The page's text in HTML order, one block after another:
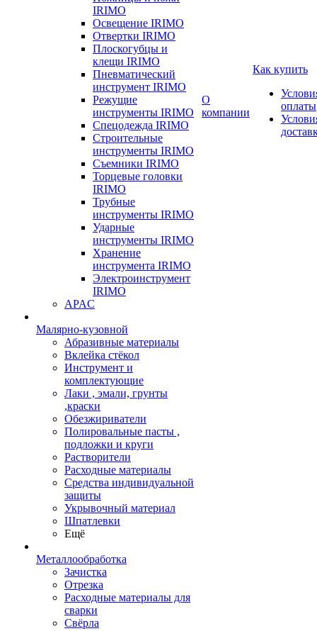
IRIMO
Освещение IRIMO
Отвертки IRIMO
Плоскогубцы и
клещи IRIMO
Пневматический
инструмент IRIMO
Режущие
инструменты IRIMO
Спецодежда IRIMO
Строительные
инструменты IRIMO
Съемники IRIMO
Торцевые головки
IRIMO
Трубные
инструменты IRIMO
Ударные
инструменты IRIMO
Хранение
инструмента IRIMO
Электроинструмент
IRIMO
APAC
Малярно-кузовной
Абразивные материалы
Вклейка стёкол
Инструмент и
комплектующие
Лаки , эмали, грунты
,краски
Обезжириватели
Полировальные пасты ,
подложки и круги
Растворители
Расходные материалы
Средства индивидуальной
защиты
Укрывочный материал
Шпатлевки
Ещё
Металлообработка
Зачистка
Отрезка
Расходные материалы для
сварки
Свёрла
О
компании
Как купить
оплаты